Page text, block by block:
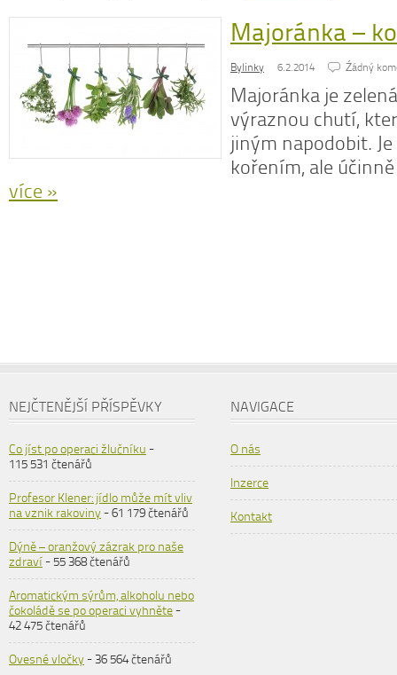
Majoránka –
Bylinky 6.2.2014 Źádný
Majoránka je
výraznou chutí,
jiným napodobit.
kořením, ale
více »
NEJČTENĚJŠÍ PŘÍSPĚVKY
Co jíst po operaci žlučníku -
115 531 čtenářů
Profesor Klener: jídlo může mít vliv
na vznik rakoviny- 61 179 čtenářů
Dýně – oranžový zázrak pro naše
zdraví- 55 368 čtenářů
Aromatickým sýrům, alkoholu nebo
čokoládě se po operaci vyhněte-
42 475 čtenářů
Ovesné vločky- 36 564 čtenářů
NAVIGACE
O nás
Inzerce
Kontakt